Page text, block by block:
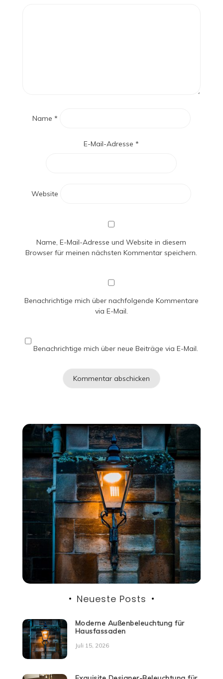
Name *
E-Mail-Adresse*
Website
Name, E-Mail-Adresse und Website in diesem
Browser für meinen nächsten Kommentar speichern.
Benachrichtige mich über nachfolgende Kommentare
via E-Mail.
Benachrichtige mich über neue Beiträge via E-Mail.
Neueste Posts
Moderne Außenbeleuchtung für
Hausfassaden
Juli 15, 2026